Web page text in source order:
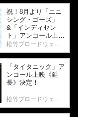
祝！8月より「エニ
シング・ゴーズ」
&「インディセン
ト」アンコール上映
決定！
「タイタニック」ア
ンコール上映《延
長》決定！